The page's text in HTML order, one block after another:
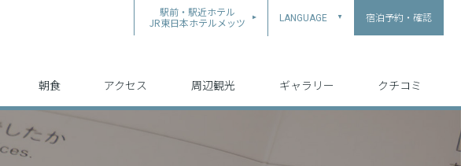
駅前・駅近ホテル
JR東日本ホテルメッツ
LANGUAGE ▲ 宿泊予約・確認
朝食 アクセス 周辺観光 ギャラリー クチコミ